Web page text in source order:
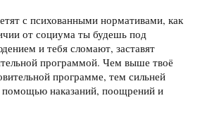
с психованными нормативами, как
от социума ты будешь под
и тебя сломают, заставят
программой. Чем выше твоё
программе, тем сильней
помощью наказаний, поощрений и